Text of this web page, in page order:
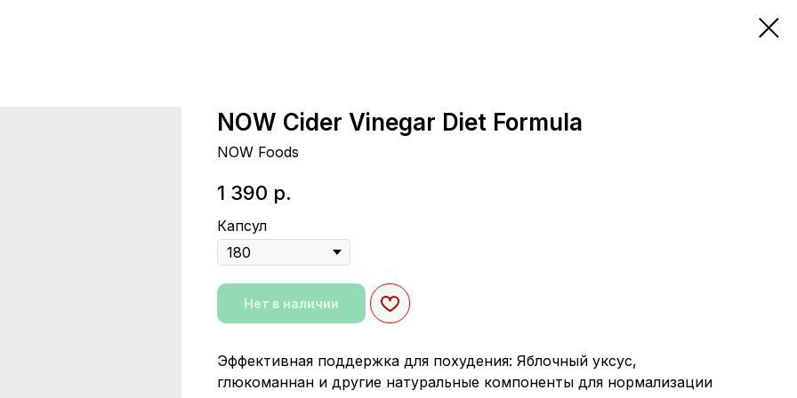
NOW Cider Vinegar Diet Formula
NOW Foods
1 390 р.
Капсул
Нет в наличии
Эффективная поддержка для похудения: Яблочный уксус,
глюкоманнан и другие натуральные компоненты для нормализации